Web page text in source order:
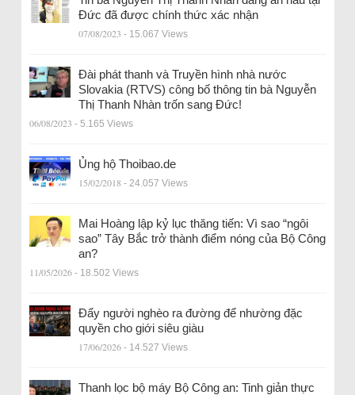
Đức đã được chính thức xác nhận
07/08/2023 - 15.067 Views
Đài phát thanh và Truyền hình nhà nước
Slovakia (RTVS) công bố thông tin bà Nguyễn
Thị Thanh Nhàn trốn sang Đức!
06/08/2023 - 5.165 Views
Ủng hộ Thoibao.de
15/02/2018 - 24.057 Views
Mai Hoàng lập kỷ lục thăng tiến: Vì sao “ngôi
sao” Tây Bắc trở thành điểm nóng của Bộ Công
an?
11/05/2026 - 18.502 Views
Đẩy người nghèo ra đường để nhường đặc
quyền cho giới siêu giàu
17/06/2026 - 14.527 Views
Thanh lọc bộ máy Bộ Công an: Tinh giản thực